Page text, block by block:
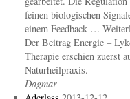
feinen biologischen
einem Feedback …
Der Beitrag Energie –
Therapie erschien zuerst
Naturheilpraxis.
Dagmar